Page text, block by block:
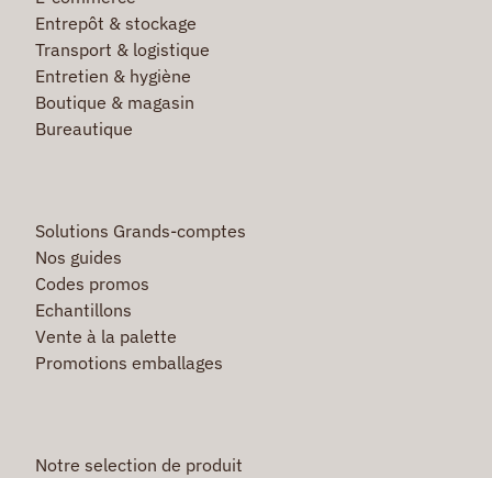
Entrepôt & stockage
Transport & logistique
Entretien & hygiène
Boutique & magasin
Bureautique
Solutions Grands-comptes
Nos guides
Codes promos
Echantillons
Vente à la palette
Promotions emballages
Notre selection de produit